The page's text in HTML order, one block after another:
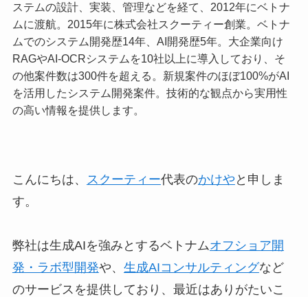
ステムの設計、実装、管理などを経て、2012年にベトナ
ムに渡航。2015年に株式会社スクーティー創業。ベトナ
ムでのシステム開発歴14年、AI開発歴5年。大企業向け
RAGやAI-OCRシステムを10社以上に導入しており、そ
の他案件数は300件を超える。新規案件のほぼ100%がAI
を活用したシステム開発案件。技術的な観点から実用性
の高い情報を提供します。
こんにちは、 スクーティー代表のかけや と申しま
す。
弊社は生成AIを強みとするベトナムオフショア開
発・ラボ型開発や、 生成AIコンサルティングなど
のサービスを提供しており、最近はありがたいこ